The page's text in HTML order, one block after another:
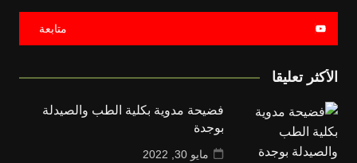
متابعة
الأكثر تعليقا
فضيحة مدوية بكلية الطب والصيدلة
بوجدة
مايو 30, 2022